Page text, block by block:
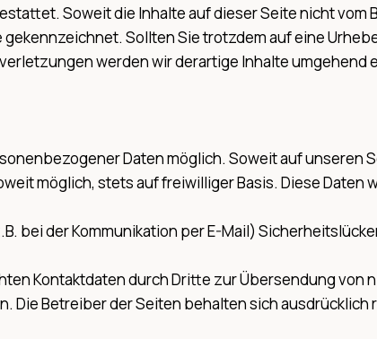
Soweit die Inhalte auf dieser Seite nicht
Sollten Sie trotzdem auf eine
werden wir derartige Inhalte umgehend
Daten möglich. Soweit auf
möglich, stets auf freiwilliger Basis. Diese Daten
bei der Kommunikation per E-Mail)
Kontaktdaten durch Dritte zur Übersendung von
Betreiber der Seiten behalten sich